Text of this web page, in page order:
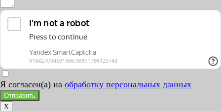
Я согласен(а) на обработку персональных данных
Отправить
X